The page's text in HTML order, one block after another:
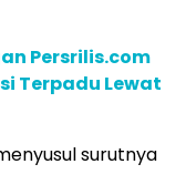
Persrilis.com
Terpadu Lewat
surutnya